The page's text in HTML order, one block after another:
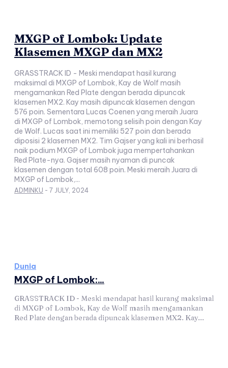
MXGP of Lombok: Update
Klasemen MXGP dan MX2
GRASSTRACK ID - Meski mendapat hasil kurang
maksimal di MXGP of Lombok, Kay de Wolf masih
mengamankan Red Plate dengan berada dipuncak
klasemen MX2. Kay masih dipuncak klasemen dengan
576 poin. Sementara Lucas Coenen yang meraih Juara
di MXGP of Lombok, memotong selisih poin dengan Kay
de Wolf. Lucas saat ini memiliki 527 poin dan berada
diposisi 2 klasemen MX2. Tim Gajser yang kali ini berhasil
naik podium MXGP of Lombok juga mempertahankan
Red Plate-nya. Gajser masih nyaman di puncak
klasemen dengan total 608 poin. Meski meraih Juara di
MXGP of Lombok,...
ADMINKU - 7 JULY, 2024
Dunia
MXGP of Lombok:...
GRASSTRACK ID - Meski mendapat hasil kurang maksimal
di MXGP of Lombok, Kay de Wolf masih mengamankan
Red Plate dengan berada dipuncak klasemen MX2. Kay...